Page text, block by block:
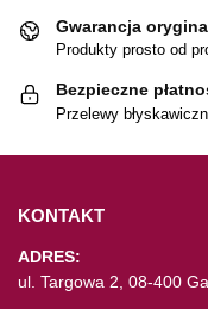
Gwarancja
Produkty prosto od
Bezpieczne
Przelewy
KONTAKT
ADRES:
ul. Targowa 2, 08-400